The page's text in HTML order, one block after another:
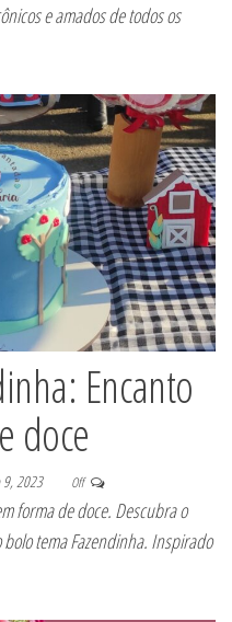
e amados de todos os
Encanto
doce
2023 Off
forma de doce. Descubra o
tema Fazendinha. Inspirado